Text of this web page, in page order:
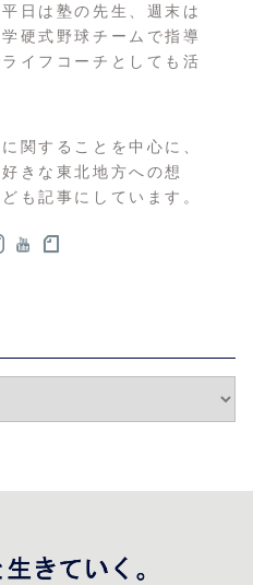
日は塾の先生、週末は
硬式野球チームで指導
イフコーチとしても活
関することを中心に、
きな東北地方への想
も記事にしています。